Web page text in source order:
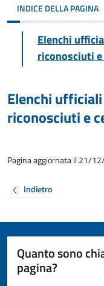
INDICE DELLA PAGINA
Elenchi
riconosciuti
Elenchi
riconosciuti e
Pagina aggiornata il 21/
Indietro
Quanto sono
pagina?